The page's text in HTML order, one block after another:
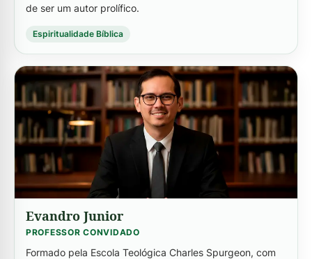
de ser um autor prolífico.
Espiritualidade Bíblica
-->
Evandro Junior
PROFESSOR CONVIDADO
Formado pela Escola Teológica Charles Spurgeon, com